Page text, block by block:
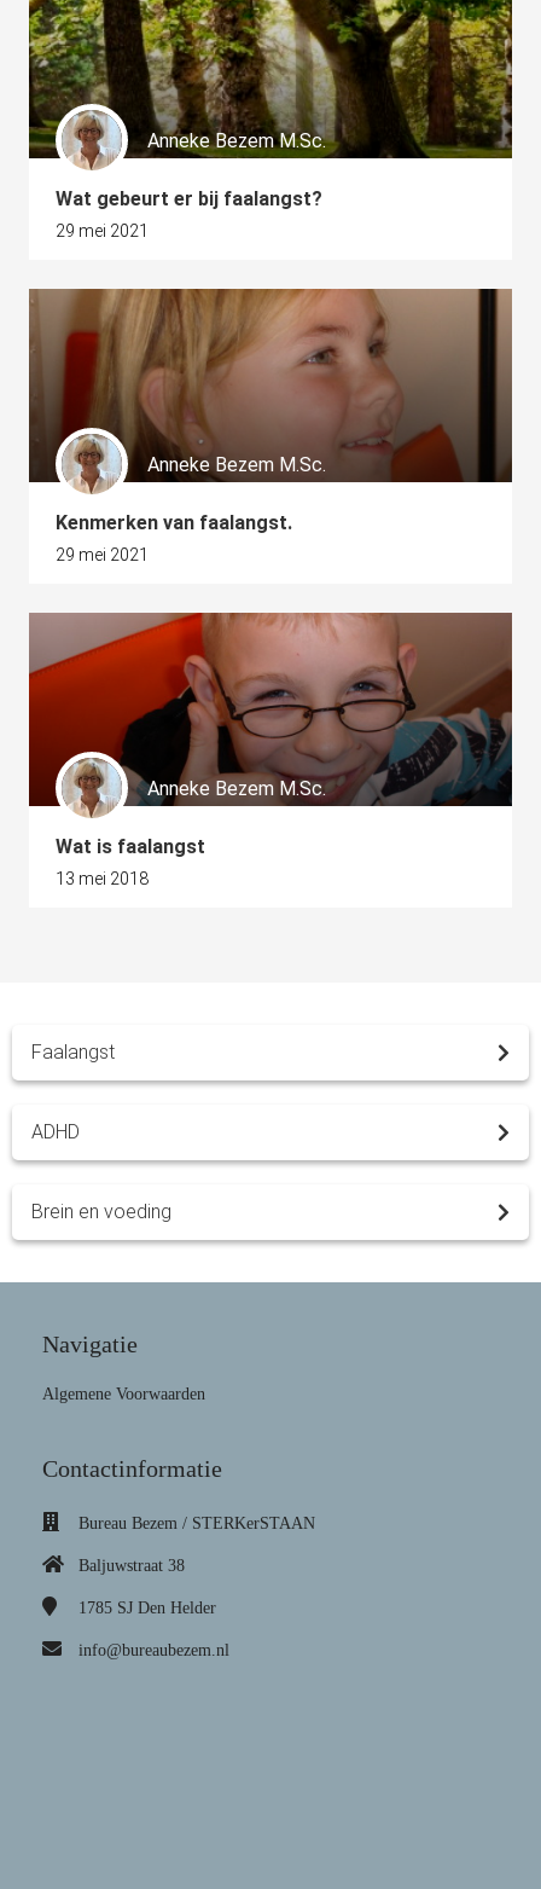
Anneke Bezem M.Sc.
Wat gebeurt er bij faalangst?
29 mei 2021
Anneke Bezem M.Sc.
Kenmerken van faalangst.
29 mei 2021
Anneke Bezem M.Sc.
Wat is faalangst
13 mei 2018
Faalangst
ADHD
Brein en voeding
Navigatie
Algemene Voorwaarden
Contactinformatie
Bureau Bezem / STERKerSTAAN
Baljuwstraat 38
1785 SJ Den Helder
info@bureaubezem.nl